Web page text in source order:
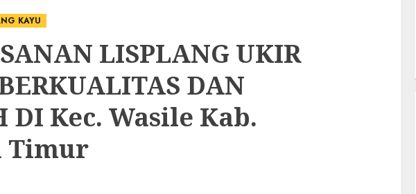
KAYU
LISPLANG UKIR
DAN
DI Kec. Wasile Kab.
Timur